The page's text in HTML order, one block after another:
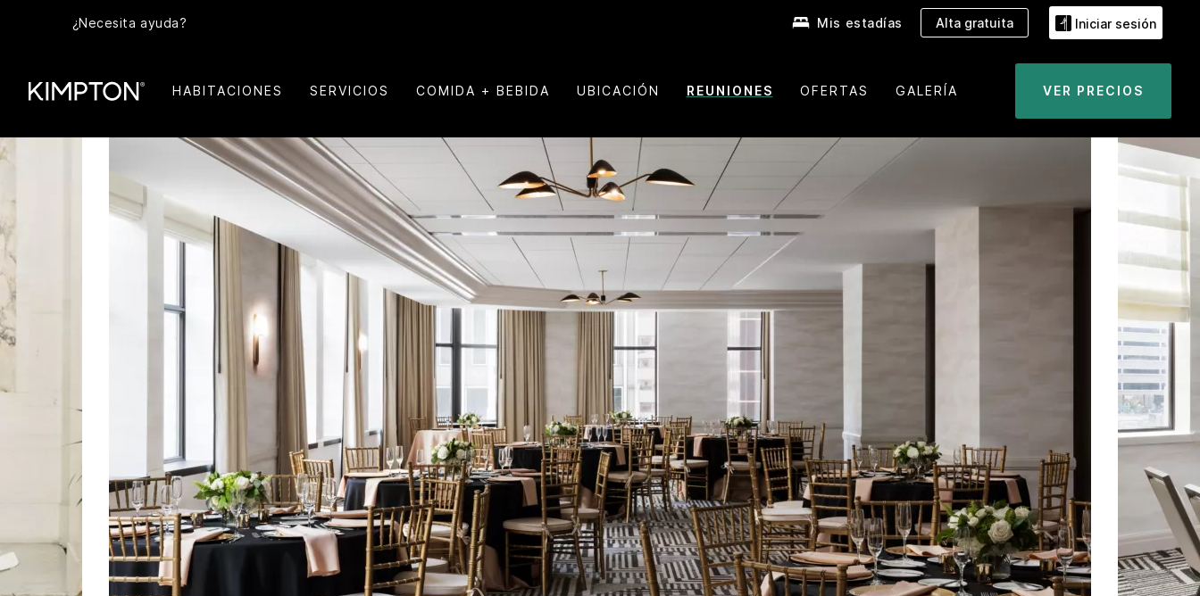
¿Necesita ayuda? Mis estadías Alta gratuita Iniciar sesión
HABITACIONES SERVICIOS COMIDA + BEBIDA UBICACIÓN REUNIONES OFERTAS GALERÍA VER PRECIOS